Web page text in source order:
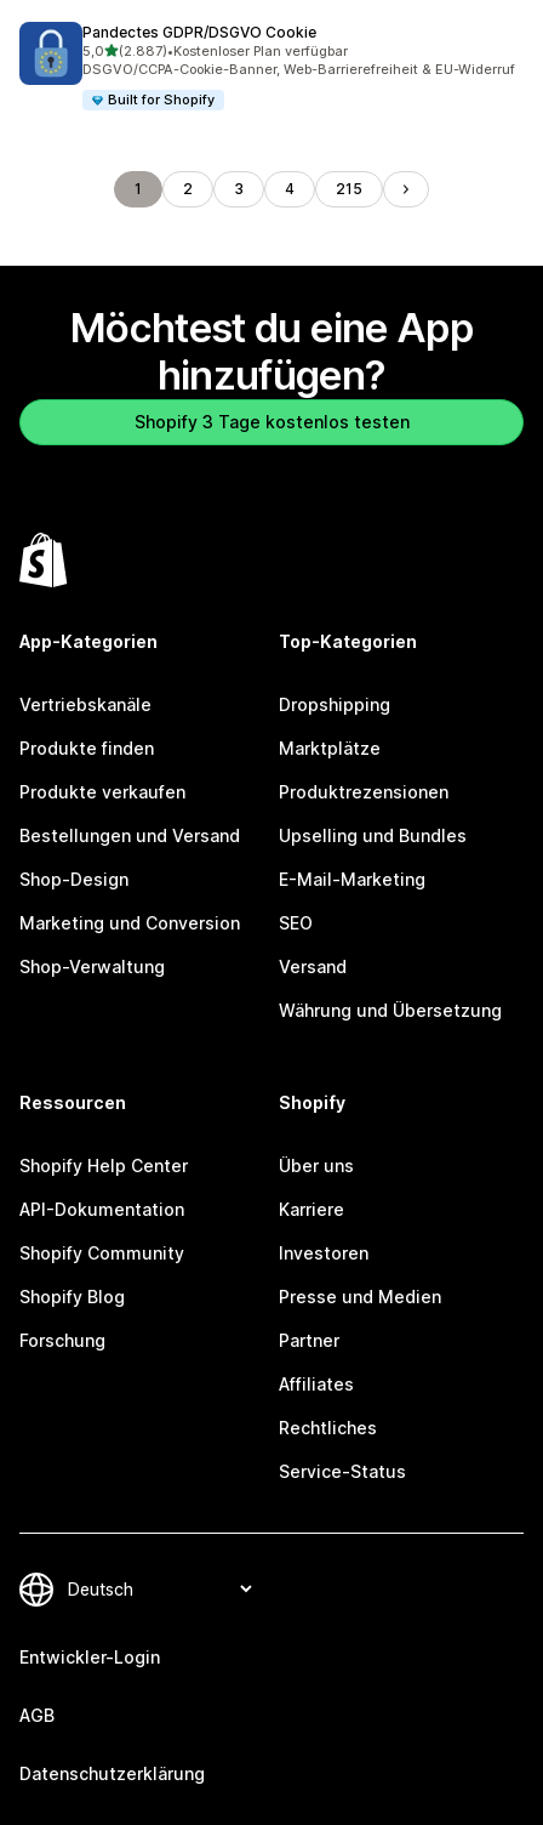
Pandectes GDPR/DSGVO Cookie
5,0von 5 Sternen
(2.887)
2887 Rezensionen insgesamt
•Kostenloser Plan verfügbar
DSGVO/CCPA-Cookie-Banner, Web-Barrierefreiheit & EU-Widerruf
Built for Shopify
1 2 3 4 215
Möchtest du eine App
hinzufügen?
Shopify 3 Tage kostenlos testen
App-Kategorien
Vertriebskanäle
Produkte finden
Produkte verkaufen
Bestellungen und Versand
Shop-Design
Marketing und Conversion
Shop-Verwaltung
Top-Kategorien
Dropshipping
Marktplätze
Produktrezensionen
Upselling und Bundles
E-Mail-Marketing
SEO
Versand
Währung und Übersetzung
Ressourcen
Shopify Help Center
API-Dokumentation
Shopify Community
Shopify Blog
Forschung
Shopify
Über uns
Karriere
Investoren
Presse und Medien
Partner
Affiliates
Rechtliches
Service-Status
Entwickler-Login
AGB
Datenschutzerklärung